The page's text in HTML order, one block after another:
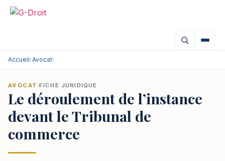
Accueil›Avocat›
AVOCAT FICHE JURIDIQUE
Le déroulement de l’instance
devant le Tribunal de
commerce